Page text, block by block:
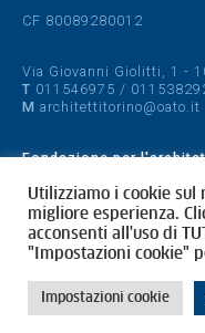
CF 80089280012
Via Giovanni Giolitti, 1 -
T 011546975 /
M architettitorino@oato.it
Fondazione per
Designed by
Cookie Policy
Privacy Policy
Utilizziamo i cookie
migliore esperienza.
acconsenti all'uso di
"Impostazioni cookie"
Impostazioni cookie